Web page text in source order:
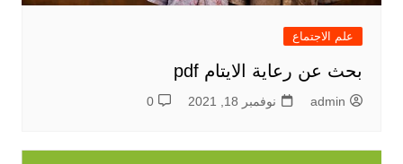
علم الاجتماع
بحث عن رعاية الايتام pdf
admin نوفمبر 18, 2021 0